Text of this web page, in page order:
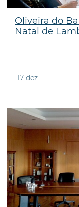
Oliveira do
Natal de
17 dez